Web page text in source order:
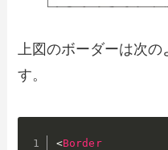
上図のボーダーは次の
す。
<Border